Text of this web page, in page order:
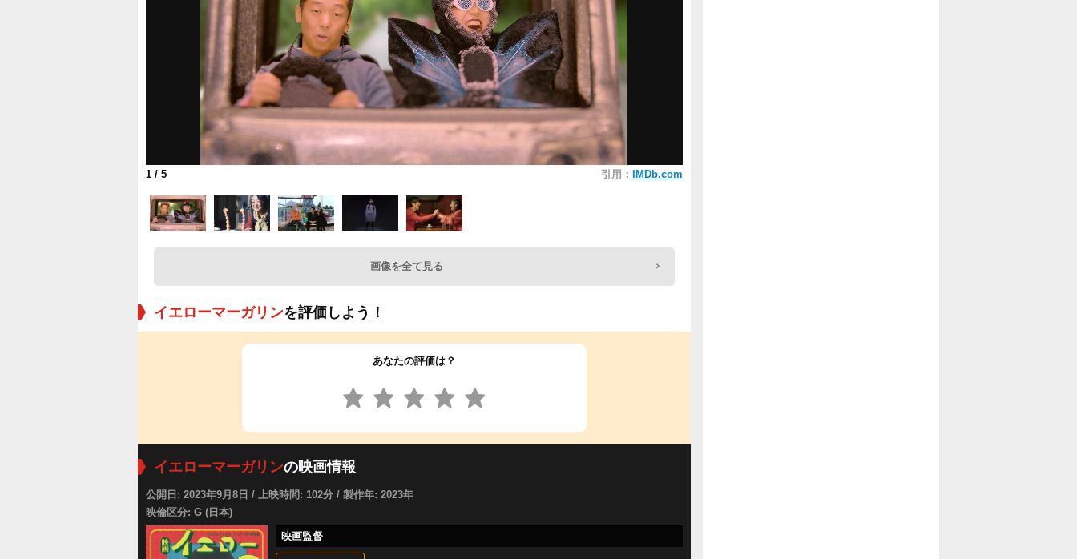
1 / 5 引用： IMDb.com
画像を全て見る
イエローマーガリンを評価しよう！
あなたの評価は？
イエローマーガリンの映画情報
公開日: 2023年9月8日 / 上映時間: 102分 / 製作年: 2023年
映倫区分: G (日本)
映画監督